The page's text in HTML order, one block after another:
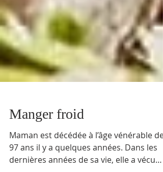
Manger froid
Maman est décédée à l’âge vénérable de
97 ans il y a quelques années. Dans les